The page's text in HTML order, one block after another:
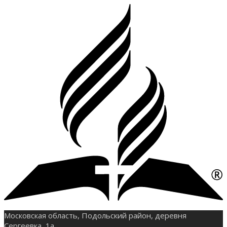
Московская область, Подольский район, деревня